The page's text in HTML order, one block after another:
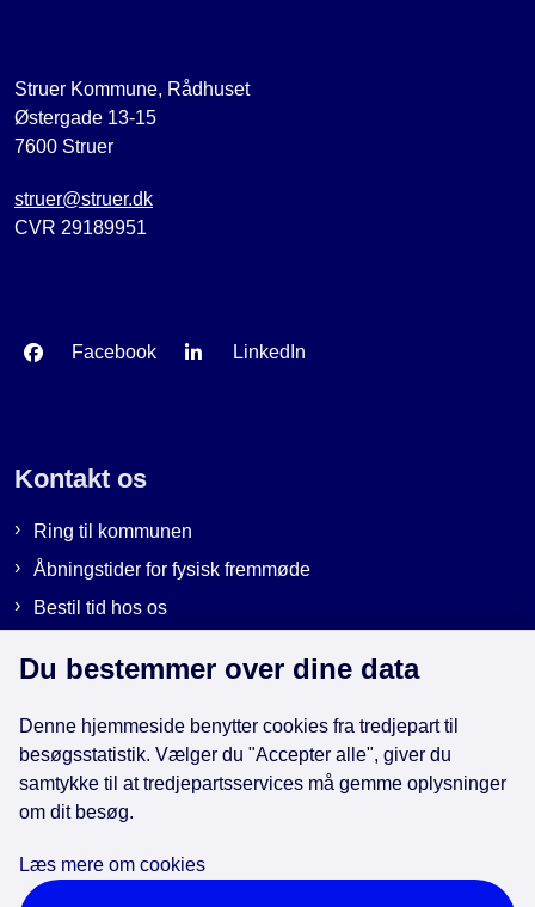
Struer Kommune, Rådhuset
Østergade 13-15
7600 Struer
struer@struer.dk
CVR 29189951
Facebook LinkedIn
Kontakt os
Ring til kommunen
Åbningstider for fysisk fremmøde
Bestil tid hos os
Genveje
EAN-numre i kommunen
Cookies
Du bestemmer over dine data
Denne hjemmeside benytter cookies fra tredjepart til
besøgsstatistik. Vælger du "Accepter alle", giver du
samtykke til at tredjepartsservices må gemme oplysninger
om dit besøg.
Læs mere om cookies